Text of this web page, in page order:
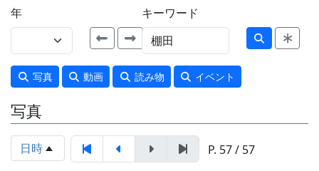
年 キーワード
写真 動画 読み物 イベント
写真
日時 P. 57 / 57